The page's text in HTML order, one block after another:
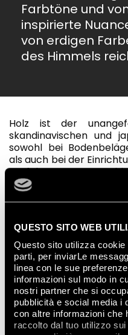
QUESTO SITO WEB
Questo sito utilizza
parti, per inviarLe
linea con le sue
informazioni sul modo in
nostri partner che si
pubblicità e social media i
con altre informazioni che
raccolto dal tuo utilizzo
Farbtöne und
inspirierte
von erdigen
des Himmels
Holz ist der
skandinavischen und
sowohl bei
als auch bei der
perfekt zur
Unvollkommenheit der
Äderungen,
Sie werden heute in
Material mit
Leistungen wie
nicht nur schön
Sicherheit und
verkörpert.
Natürlich unvollkommen
Fliesen der Kollektion